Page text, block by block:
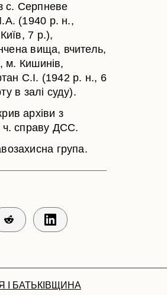
с. Серпневе
(1940 р. н.,
7 р.),
вища, вчитель,
м. Кишинів,
С.І. (1942 р. н., 6
в залі суду).
архіви з
ч. справу ДСС.
група.
І БАТЬКІВЩИНА